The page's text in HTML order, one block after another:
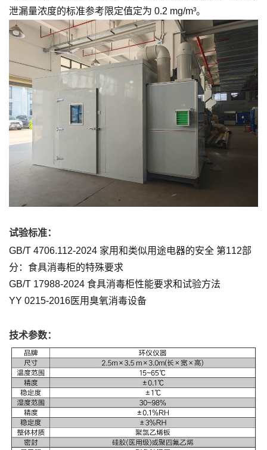
泄漏量浓度的标准参考限定值定为 0.2 mg/m³。
试验标准：
GB/T 4706.112-2024 家用和类似用途电器的安全 第112部
分：食具消毒柜的特殊要求
GB/T 17988-2024 食具消毒柜性能要求和试验方法
YY 0215-2016医用臭氧消毒设备
技术参数：